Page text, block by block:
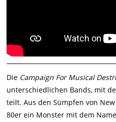
Die Campaign For Musical
unterschiedlichen Bands, mit
teilt. Aus den Sümpfen von
80er ein Monster mit dem